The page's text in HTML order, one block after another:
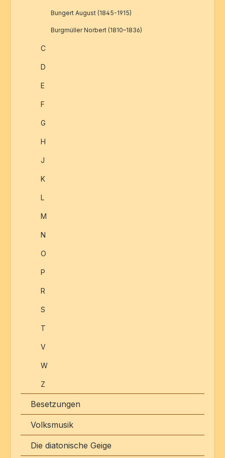
Bungert August (1845-1915)
Burgmüller Norbert (1810–1836)
C
D
E
F
G
H
J
K
L
M
N
O
P
R
S
T
V
W
Z
Besetzungen
Volksmusik
Die diatonische Geige